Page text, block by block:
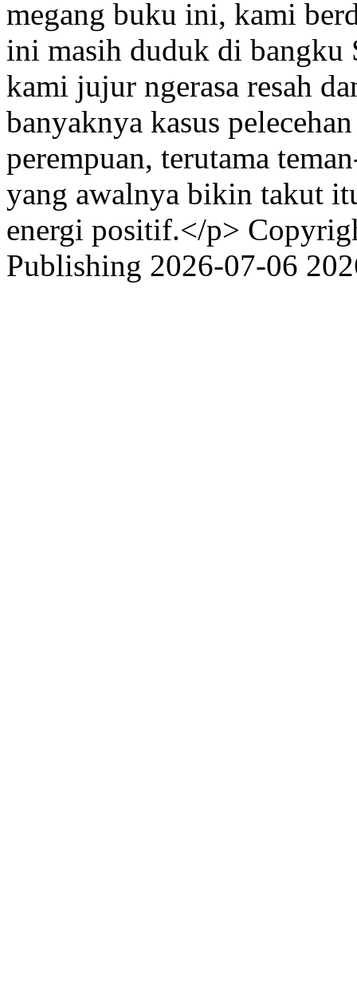
megang buku ini, kami
ini masih duduk di bangku
kami jujur ngerasa resah
banyaknya kasus
perempuan, terutama
yang awalnya bikin takut
energi positif.</p>
Publishing 2026-07-06